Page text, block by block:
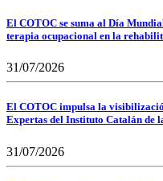
El COTOC se suma al Día
terapia ocupacional en la
31/07/2026
El COTOC impulsa la
Expertas del Instituto Catalán de
31/07/2026